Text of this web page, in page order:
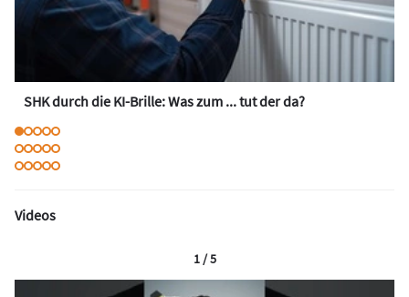
SHK durch die KI-Brille: Was zum ... tut der da?
Videos
1 / 5